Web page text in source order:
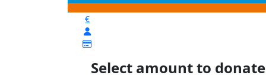
€
Select amount to donate